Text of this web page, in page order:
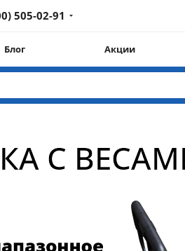
505-02-91
Блог Акции